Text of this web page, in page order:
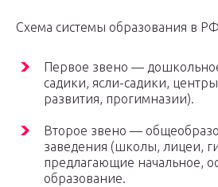
Схема системы образования в
Первое звено —
садики, ясли-садики,
развития, прогимназии).
Второе звено —
заведения (школы, лицеи,
предлагающие начальное,
образование.